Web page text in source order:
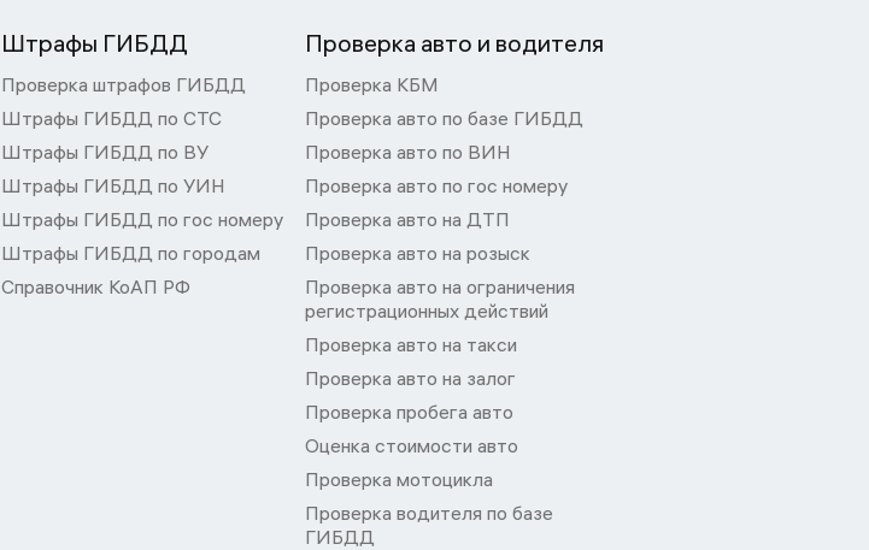
Штрафы ГИБДД
Проверка штрафов ГИБДД
Штрафы ГИБДД по СТС
Штрафы ГИБДД по ВУ
Штрафы ГИБДД по УИН
Штрафы ГИБДД по гос номеру
Штрафы ГИБДД по городам
Справочник КоАП РФ
Проверка авто и водителя
Проверка КБМ
Проверка авто по базе ГИБДД
Проверка авто по ВИН
Проверка авто по гос номеру
Проверка авто на ДТП
Проверка авто на розыск
Проверка авто на ограничения
регистрационных действий
Проверка авто на такси
Проверка авто на залог
Проверка пробега авто
Оценка стоимости авто
Проверка мотоцикла
Проверка водителя по базе
ГИБДД